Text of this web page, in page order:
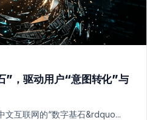
”，驱动用户“意图转化”与
文互联网的“数字基石&rdquo...